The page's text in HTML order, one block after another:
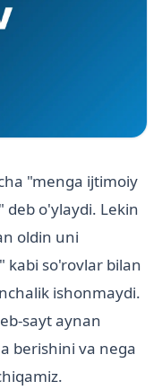
"menga ijtimoiy
o'ylaydi. Lekin
oldin uni
so'rovlar bilan
ishonmaydi.
sayt aynan
berishini va nega